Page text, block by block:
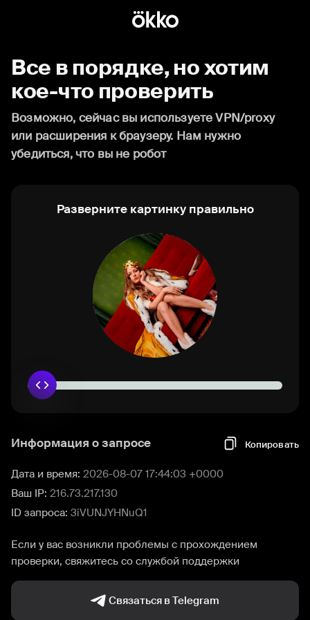
Все в порядке, но хотим
кое-что проверить
Возможно, сейчас вы используете VPN/proxy
или расширения к браузеру. Нам нужно
убедиться, что вы не робот
Разверните картинку правильно
Информация о запросе Копировать
Дата и время: 2026-08-07 17:44:03 +0000
Ваш IP: 216.73.217.130
ID запроса: 3iVUNJYHNuQ1
Если у вас возникли проблемы с прохождением
проверки, свяжитесь со службой поддержки
Связаться в Telegram